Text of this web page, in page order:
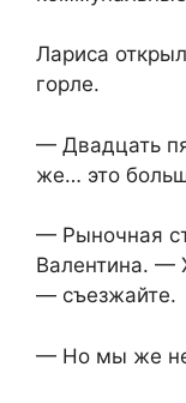
Лариса
горле.
— Двадцать
же… это
— Рыночная
Валентина. —
— съезжайте.
— Но мы же не